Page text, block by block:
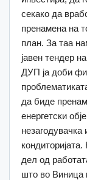
секако да
пренамена на
план. За таа
јавен тендер
ДУП ја доби
да биде
енергетски
незагодувачка
дел од
што во Виница